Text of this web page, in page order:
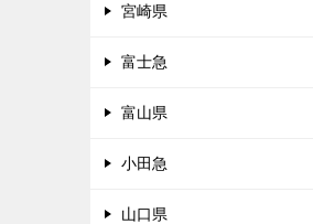
宮崎県
富士急
富山県
小田急
山口県